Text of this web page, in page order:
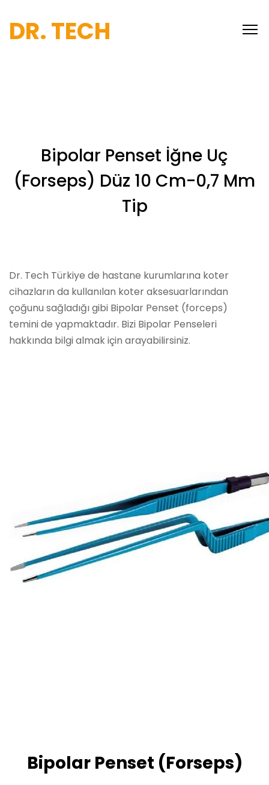
DR. TECH
Bipolar Penset İğne Uç
(Forseps) Düz 10 Cm-0,7 Mm
Tip
Dr. Tech Türkiye de hastane kurumlarına koter
cihazların da kullanılan koter aksesuarlarından
çoğunu sağladığı gibi Bipolar Penset (forceps)
temini de yapmaktadır. Bizi Bipolar Penseleri
hakkında bilgi almak için arayabilirsiniz.
Bipolar Penset (Forseps)